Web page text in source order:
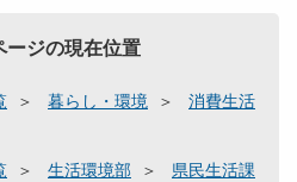
ージの現在位置
暮らし・環境
消費生活
生活環境部
県民生活課